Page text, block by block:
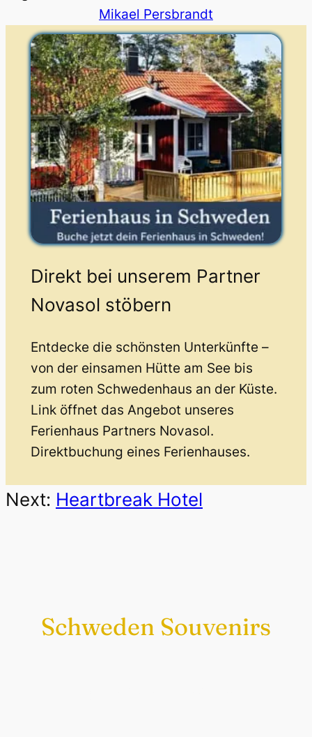
Mikael Persbrandt
Direkt bei unserem Partner
Novasol stöbern
Entdecke die schönsten Unterkünfte –
von der einsamen Hütte am See bis
zum roten Schwedenhaus an der Küste.
Link öffnet das Angebot unseres
Ferienhaus Partners Novasol.
Direktbuchung eines Ferienhauses.
Next: Heartbreak Hotel
Schweden Souvenirs